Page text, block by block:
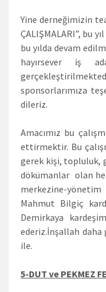
Yine derneğimizin
ÇALIŞMALARI”, bu
bu yılda devam
hayırsever iş
sponsorlarımıza
dileriz.
Amacımız bu
ettirmektir. Bu
gerek kişi, topluluk,
dökümanlar olan
merkezine-
Mahmut Bilgiç
Demirkaya
ederiz.İnşallah
ile.
5-DUT ve PEKMEZ